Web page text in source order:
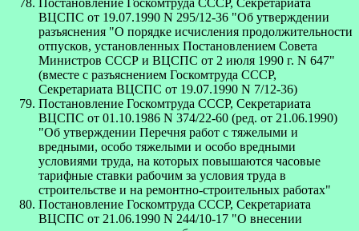
ВЦСПС от 19.07.1990 N 295/12-36 "Об утверждении
разъяснения "О порядке исчисления продолжительности
отпусков, установленных Постановлением Совета
Министров СССР и ВЦСПС от 2 июля 1990 г. N 647"
(вместе с разъяснением Госкомтруда СССР,
Секретариата ВЦСПС от 19.07.1990 N 7/12-36)
Постановление Госкомтруда СССР, Секретариата
ВЦСПС от 01.10.1986 N 374/22-60 (ред. от 21.06.1990)
"Об утверждении Перечня работ с тяжелыми и
вредными, особо тяжелыми и особо вредными
условиями труда, на которых повышаются часовые
тарифные ставки рабочим за условия труда в
строительстве и на ремонтно-строительных работах"
Постановление Госкомтруда СССР, Секретариата
ВЦСПС от 21.06.1990 N 244/10-17 "О внесении